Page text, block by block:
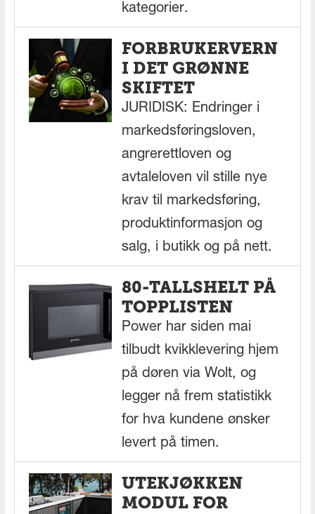
kategorier.
FORBRUKERVERN
I DET GRØNNE
SKIFTET
JURIDISK: Endringer i
markedsføringsloven,
angrerettloven og
avtaleloven vil stille nye
krav til markedsføring,
produktinformasjon og
salg, i butikk og på nett.
80-TALLSHELT PÅ
TOPPLISTEN
Power har siden mai
tilbudt kvikklevering hjem
på døren via Wolt, og
legger nå frem statistikk
for hva kundene ønsker
levert på timen.
UTEKJØKKEN
MODUL FOR